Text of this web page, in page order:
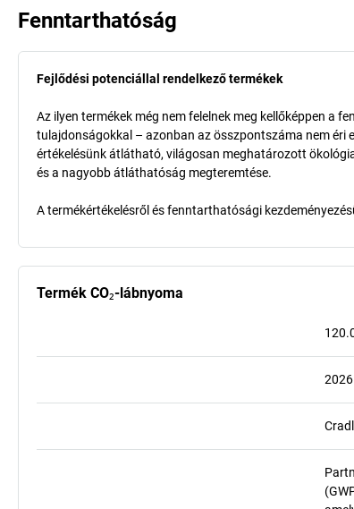
Fenntarthatóság
Fejlődési potenciállal rendelkező termékek
Az ilyen termékek még nem felelnek meg kellőképpen a
tulajdonságokkal – azonban az összpontszáma nem
értékelésünk átlátható, világosan meghatározott
és a nagyobb átláthatóság megteremtése.
A termékértékelésről és fenntarthatósági
Termék CO₂-lábnyoma
2026